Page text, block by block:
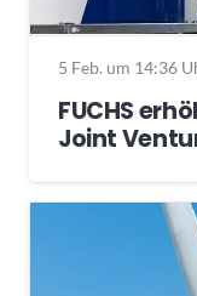
5 Feb. um 14:36
FUCHS
Joint